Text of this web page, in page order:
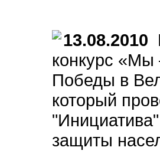
13.08.2010
конкурс
Победы в
который
защиты